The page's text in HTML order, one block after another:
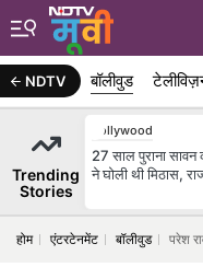
NDTV बॉलीवुड
Trending
Stories
Bollywood
27 साल पुराना
ने घोली थी मिठास,
होम एंटरटेनमेंट बॉलीवुड परेश